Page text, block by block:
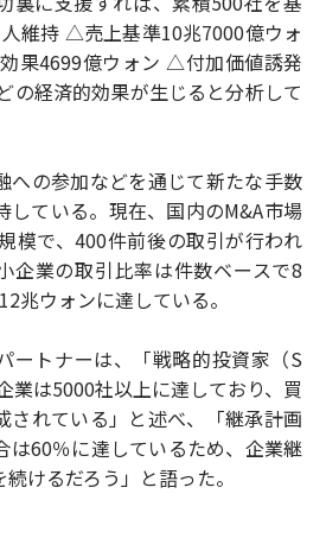
維持 △売上基準10兆7000億ウォ
果4699億ウォン △付加価値誘発
の経済的効果が生じると分析して
への参加などを通じて新たな手数
している。現在、国内のM&A市場
模で、400件前後の取引が行われ
企業の取引比率は件数ベースで8
兆ウォンに達している。
ートナーは、「戦略的投資家（S
業は5000社以上に達しており、買
されている」と述べ、「継承計画
は60％に達しているため、企業継
けるだろう」と語った。